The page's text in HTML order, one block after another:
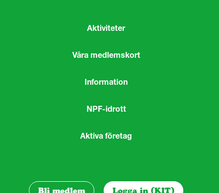
Aktiviteter
Våra medlemskort
Information
NPF-idrott
Aktiva företag
Bli medlem Logga in (KIT)